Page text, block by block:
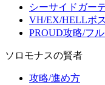
シーサイドガー
VH/EX/HELLボ
PROUD攻略/フ
ソロモナスの賢者
攻略/進め方